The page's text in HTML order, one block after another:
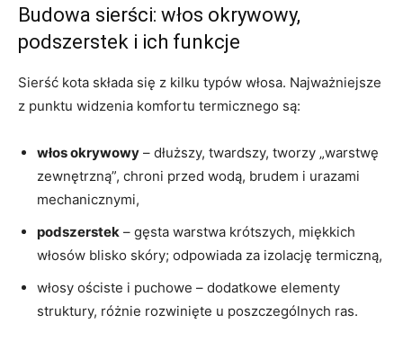
Budowa sierści: włos okrywowy,
podszerstek i ich funkcje
Sierść kota składa się z kilku typów włosa. Najważniejsze
z punktu widzenia komfortu termicznego są:
włos okrywowy – dłuższy, twardszy, tworzy „warstwę
zewnętrzną”, chroni przed wodą, brudem i urazami
mechanicznymi,
podszerstek – gęsta warstwa krótszych, miękkich
włosów blisko skóry; odpowiada za izolację termiczną,
włosy ościste i puchowe – dodatkowe elementy
struktury, różnie rozwinięte u poszczególnych ras.